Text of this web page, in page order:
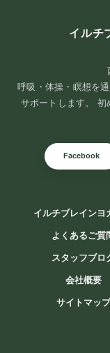
イルチ
呼吸・体操・瞑想を
サポートします。 初
Facebook
イルチブレインヨ
よくあるご質
スタッフブロ
会社概要
サイトマップ